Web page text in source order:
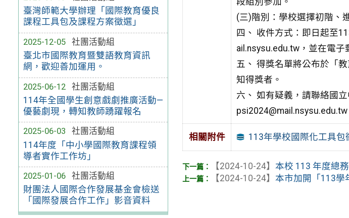
臺灣師範大學辦理「國際教育優良
課程工具包及課程方案徵選」
2025-12-05
社團活動組
臺北市國際教育暨雙語教育資訊
網，歡迎善加運用。
2025-06-12
社團活動組
114年全國學生創意戲劇推廣活動—
優藝劇現，轉知教師踴躍報名
2025-06-03
社團活動組
114年度「中小學國際教育課程領
導者實作工作坊」
2025-01-06
社團活動組
財團法人國際合作發展基金會檢送
「國際發展合作工作」影音資料
(三)階別：學校選擇初階、
四、 收件方式：即日起至
ail.nsysu.edu.tw，並在電子
五、 得獎名單將公布於「
知得獎者。
六、 如有疑義，請聯絡國
psi2024@mail.nsysu.edu.tw
相關附件 113年學校國際化工具包
【2024-10-24】本校 113 年度總
【2024-10-24】本市加開「113學